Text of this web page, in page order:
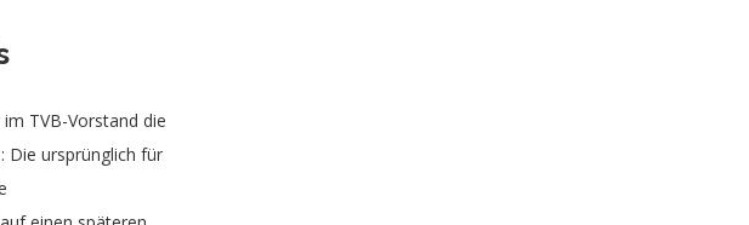
TVB-Vorstand die
Die ursprünglich für